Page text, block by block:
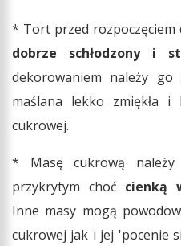
* Tort przed rozpoczęciem
dobrze schłodzony i
dekorowaniem należy
maślana lekko zmiękła i
cukrowej.
* Masę cukrową należy
przykrytym choć cienką
Inne masy mogą
cukrowej jak i jej 'pocenie